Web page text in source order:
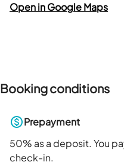
Open in Google Maps
Booking conditions
Prepayment
50% as a deposit. You
check-in.